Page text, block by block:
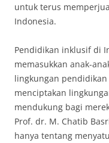
untuk terus
Indonesia.
Pendidikan inklusif di
memasukkan anak-
lingkungan
menciptakan
mendukung bagi
Prof. dr. M. Chatib
hanya tentang